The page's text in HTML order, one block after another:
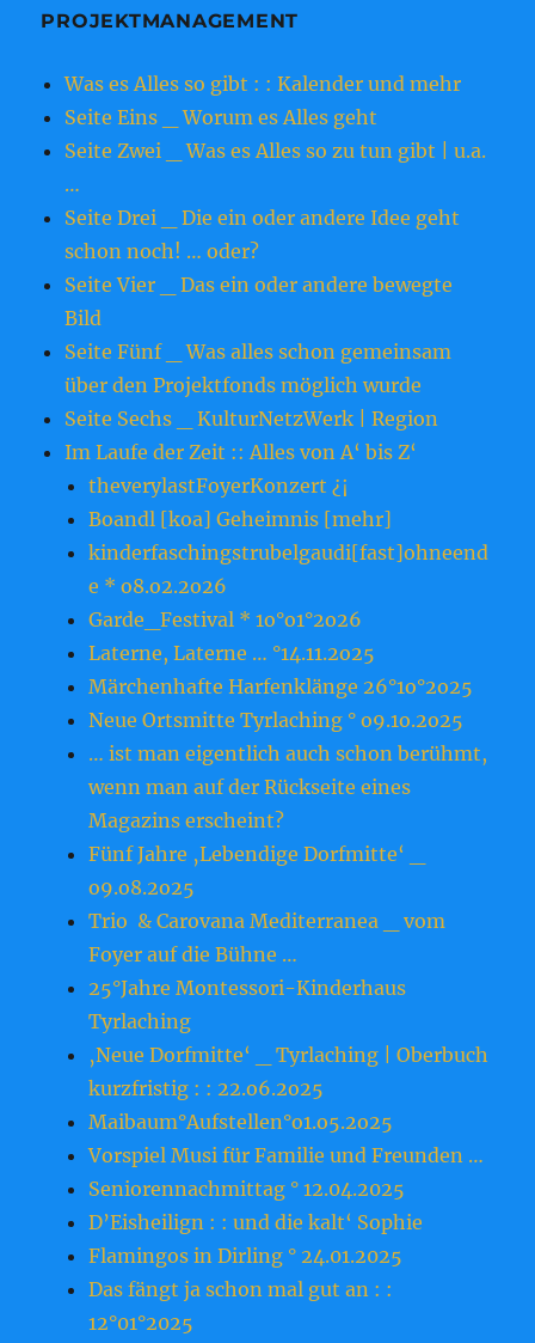
PROJEKTMANAGEMENT
Was es Alles so gibt : : Kalender und mehr
Seite Eins _ Worum es Alles geht
Seite Zwei _ Was es Alles so zu tun gibt | u.a.
…
Seite Drei _ Die ein oder andere Idee geht
schon noch! … oder?
Seite Vier _ Das ein oder andere bewegte
Bild
Seite Fünf _ Was alles schon gemeinsam
über den Projektfonds möglich wurde
Seite Sechs _ KulturNetzWerk | Region
Im Laufe der Zeit :: Alles von A‘ bis Z‘
theverylastFoyerKonzert ¿¡
Boandl [koa] Geheimnis [mehr]
kinderfaschingstrubelgaudi[fast]ohneend
e * o8.o2.2o26
Garde_Festival * 1o°o1°2o26
Laterne, Laterne … °14.11.2o25
Märchenhafte Harfenklänge 26°1o°2o25
Neue Ortsmitte Tyrlaching ° o9.1o.2o25
… ist man eigentlich auch schon berühmt,
wenn man auf der Rückseite eines
Magazins erscheint?
Fünf Jahre ‚Lebendige Dorfmitte‘ _
o9.o8.2o25
Trio & Carovana Mediterranea _ vom
Foyer auf die Bühne …
25°Jahre Montessori-Kinderhaus
Tyrlaching
‚Neue Dorfmitte‘ _ Tyrlaching | Oberbuch
kurzfristig : : 22.o6.2o25
Maibaum°Aufstellen°o1.o5.2o25
Vorspiel Musi für Familie und Freunden …
Seniorennachmittag ° 12.04.2025
D’Eisheilign : : und die kalt‘ Sophie
Flamingos in Dirling ° 24.01.2025
Das fängt ja schon mal gut an : :
12°01°2025